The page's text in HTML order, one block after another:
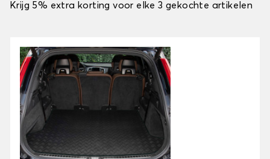
Krijg 5% extra korting voor elke 3 gekochte artikelen